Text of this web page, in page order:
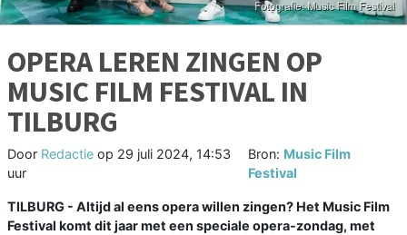
OPERA LEREN ZINGEN OP
MUSIC FILM FESTIVAL IN
TILBURG
Door Redactie op 29 juli 2024, 14:53
uur
Bron: Music Film
Festival
TILBURG - Altijd al eens opera willen zingen? Het Music Film
Festival komt dit jaar met een speciale opera-zondag, met